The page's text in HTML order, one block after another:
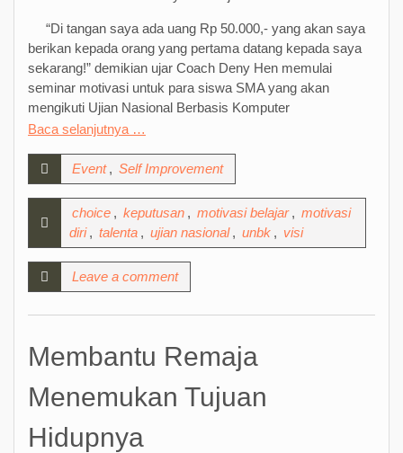
“Di tangan saya ada uang Rp 50.000,- yang akan saya
berikan kepada orang yang pertama datang kepada saya
sekarang!” demikian ujar Coach Deny Hen memulai
seminar motivasi untuk para siswa SMA yang akan
mengikuti Ujian Nasional Berbasis Komputer
Baca selanjutnya …
Event , Self Improvement
choice , keputusan , motivasi belajar , motivasi
diri , talenta , ujian nasional , unbk , visi
Leave a comment
Membantu Remaja
Menemukan Tujuan
Hidupnya